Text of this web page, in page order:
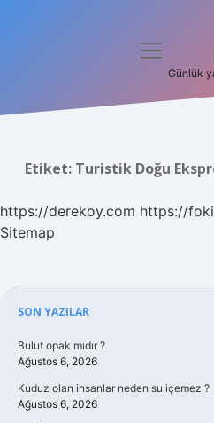
Hakkımızda
menüyü
Günlük
Etiket: Turistik Doğu
https://derekoy.com https://
Sitemap
Sidebar
SON YAZILAR
Bulut opak mıdır ?
Ağustos 6, 2026
Kuduz olan insanlar neden su içemez ?
Ağustos 6, 2026